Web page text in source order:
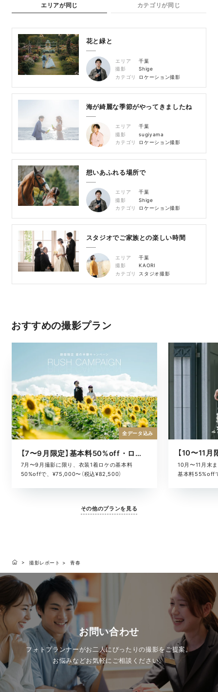
エリアが同じ カテゴリが同じ
花と緑と
エリア
千葉
撮影
Shige
カテゴリ
ロケーション撮影
海が綺麗な季節がやってきましたね
エリア
千葉
撮影
sugiyama
カテゴリ
ロケーション撮影
想いあふれる場所で
エリア
千葉
撮影
Shige
カテゴリ
ロケーション撮影
スタジオでご家族との楽しい時間
エリア
千葉
撮影
KAORI
カテゴリ
スタジオ撮影
おすすめの撮影プラン
【7〜9月限定】基本料50%off・ロケキャンペーン
7月〜9月撮影に限り、衣装1着ロケの基本料
50%offで、¥75,000〜（税込¥82,500）
全データ込み
10月〜11月末
基本料55%off
その他のプランを見る
撮影レポート 青春
お問い合わせ
フォトプランナーがお二人にぴったりの撮影をご提案。
お悩みなどお気軽にご相談ください。